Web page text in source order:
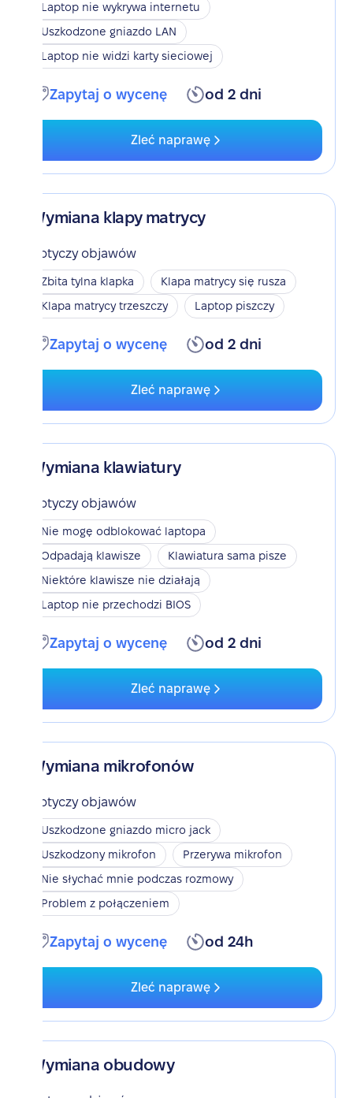
Laptop nie wykrywa internetu
Uszkodzone gniazdo LAN
Laptop nie widzi karty sieciowej
Zapytaj o wycenę od 2 dni
Zleć naprawę
Wymiana klapy matrycy
Dotyczy objawów
Zbita tylna klapka
Klapa matrycy się rusza
Klapa matrycy trzeszczy
Laptop piszczy
Zapytaj o wycenę od 2 dni
Zleć naprawę
Wymiana klawiatury
Dotyczy objawów
Nie mogę odblokować laptopa
Odpadają klawisze
Klawiatura sama pisze
Niektóre klawisze nie działają
Laptop nie przechodzi BIOS
Zapytaj o wycenę od 2 dni
Zleć naprawę
Wymiana mikrofonów
Dotyczy objawów
Uszkodzone gniazdo micro jack
Uszkodzony mikrofon
Przerywa mikrofon
Nie słychać mnie podczas rozmowy
Problem z połączeniem
Zapytaj o wycenę od 24h
Zleć naprawę
Wymiana obudowy